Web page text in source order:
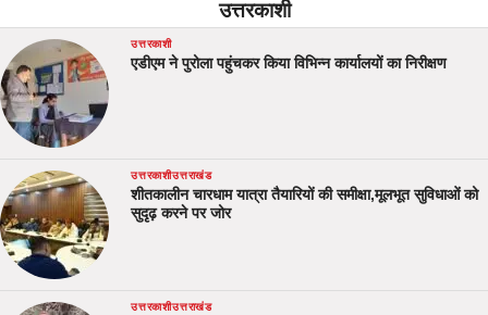
उत्तरकाशी
उत्तरकाशी
एडीएम ने पुरोला पहुंचकर किया विभिन्न कार्यालयों का निरीक्षण
उत्तरकाशीउत्तराखंड
शीतकालीन चारधाम यात्रा तैयारियों की समीक्षा,मूलभूत सुविधाओं को
सुदृढ़ करने पर जोर
उत्तरकाशीउत्तराखंड